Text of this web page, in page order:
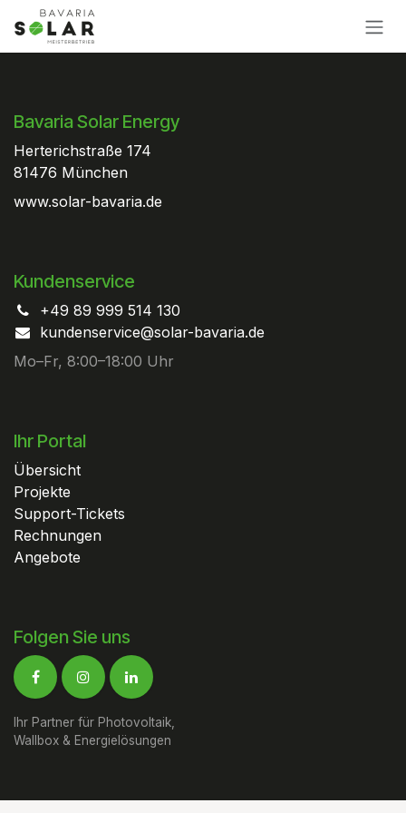
Zum Inhalt springen
Bavaria Solar Energy
Herterichstraße 174
81476 München
www.solar-bavaria.de
Kundenservice
+49 89 999 514 130
kundenservice@solar-bavaria.de
Mo–Fr, 8:00–18:00 Uhr
Ihr Portal
Übersicht
Projekte
Support-Tickets
Rechnungen
Angebote
Folgen Sie uns
Ihr Partner für Photovoltaik,
Wallbox & Energielösungen